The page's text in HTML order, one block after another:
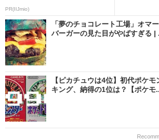
PR(IIJmio)
「夢のチョコレート工場」オ
バーガーの見た目がやばすぎる |
【ピカチュウは4位】初代ポケ
キング、納得の1位は？【ポケモ